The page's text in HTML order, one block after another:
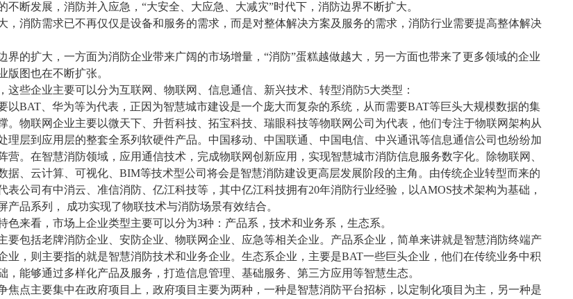
不断发展，消防并入应急， “大安全、大应急、大减灾”时代下，消防边界不断扩大。
，消防需求已不再仅仅是设备和服务的需求，而是对整体解决方案及服务的需求，消防行业需要提高整体解决
界的扩大，一方面为消防企业带来广阔的市场增量， “消防”蛋糕越做越大，另一方面也带来了更多领域的企业
版图也在不断扩张。
这些企业主要可以分为互联网、物联网、信息通信、新兴技术、转型消防5大类型：
以BAT 、华为等为代表，正因为智慧城市建设是一个庞大而复杂的系统，从而需要BAT等巨头大规模数据的集
。物联网企业主要以微天下、升哲科技、拓宝科技、瑞眼科技等物联网公司为代表，他们专注于物联网架构从
理层到应用层的整套全系列软硬件产品。中国移动、中国联通、中国电信、中兴通讯等信息通信公司也纷纷加
营。在智慧消防领域，应用通信技术，完成物联网创新应用，实现智慧城市消防信息服务数字化。除物联网、
据、云计算、可视化、 BIM等技术型公司将会是智慧消防建设更高层发展阶段的主角。由传统企业转型而来的
表公司有中消云、准信消防、亿江科技等，其中亿江科技拥有20年消防行业经验，以AMOS技术架构为基础，
产品系列， 成功实现了物联技术与消防场景有效结合。
色来看，市场上企业类型主要可以分为3种：产品系，技术和业务系，生态系。
要包括老牌消防企业、安防企业、物联网企业、应急等相关企业。产品系企业，简单来讲就是智慧消防终端产
业，则主要指的就是智慧消防技术和业务企业。生态系企业，主要是BAT一些巨头企业，他们在传统业务中积
，能够通过多样化产品及服务，打造信息管理、基础服务、第三方应用等智慧生态。
焦点主要集中在政府项目上，政府项目主要为两种，一种是智慧消防平台招标，以定制化项目为主，另一种是